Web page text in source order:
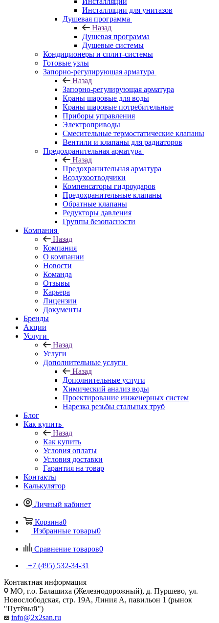
Инсталляции для унитазов
Душевая программа
Назад
Душевая программа
Душевые системы
Кондиционеры и сплит-системы
Готовые узлы
Запорно-регулирующая арматура
Назад
Запорно-регулирующая арматура
Краны шаровые для воды
Краны шаровые потребительные
Приборы управления
Электроприводы
Смесительные термостатические клапаны
Вентили и клапаны для радиаторов
Предохранительная арматура
Назад
Предохранительная арматура
Воздухоотводчики
Компенсаторы гидроударов
Предохранительные клапаны
Обратные клапаны
Редукторы давления
Группы безопасности
Компания
Назад
Компания
О компании
Новости
Команда
Отзывы
Карьера
Лицензии
Документы
Бренды
Акции
Услуги
Назад
Услуги
Дополнительные услуги
Назад
Дополнительные услуги
Химический анализ воды
Проектирование инженерных систем
Нарезка резьбы стальных труб
Блог
Как купить
Назад
Как купить
Условия оплаты
Условия доставки
Гарантия на товар
Контакты
Калькулятор
Личный кабинет
Корзина0
Избранные товары0
Сравнение товаров0
+7 (495) 532‑34‑31
Контактная информация
МО, г.о. Балашиха (Железнодорожный), д. Пуршево, ул.
Новослободская, стр. 19А, Линия А, павильон 1 (рынок
"Путёвый")
info@2x2san.ru